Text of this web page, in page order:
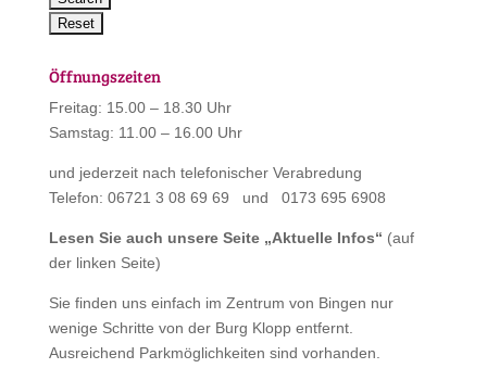
Öffnungszeiten
Freitag: 15.00 – 18.30 Uhr
Samstag: 11.00 – 16.00 Uhr
und jederzeit nach telefonischer Verabredung
Telefon: 06721 3 08 69 69 und 0173 695 6908
Lesen Sie auch unsere Seite „Aktuelle Infos“ (auf
der linken Seite)
Sie finden uns einfach im Zentrum von Bingen nur
wenige Schritte von der Burg Klopp entfernt.
Ausreichend Parkmöglichkeiten sind vorhanden.